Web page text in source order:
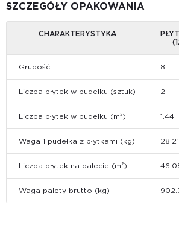
SZCZEGÓŁY OPAKOWANIA
CHARAKTERYSTYKA
Grubość 8
Liczba płytek w pudełku (sztuk) 2
Liczba płytek w pudełku (m²) 1.44
Waga 1 pudełka z płytkami (kg) 28.21
Liczba płytek na palecie (m²)
Waga palety brutto (kg)